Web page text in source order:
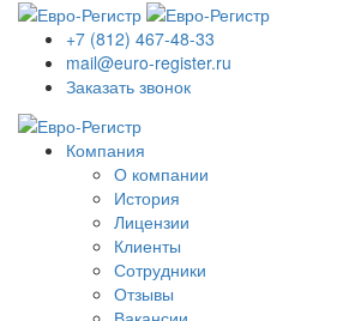
+7 (812) 467-48-33
mail@euro-register.ru
Заказать звонок
Компания
О компании
История
Лицензии
Клиенты
Сотрудники
Отзывы